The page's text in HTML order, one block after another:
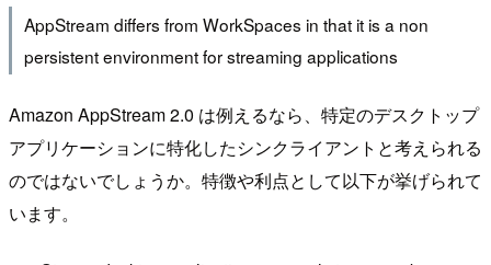
AppStream differs from WorkSpaces in that it is a non
persistent environment for streaming applications
Amazon AppStream 2.0 は例えるなら、特定のデスクトップ
アプリケーションに特化したシンクライアントと考えられる
のではないでしょうか。特徴や利点として以下が挙げられて
います。